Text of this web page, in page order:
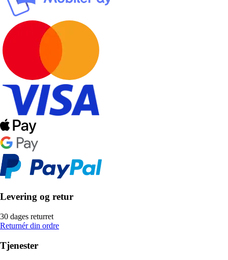
Levering og retur
30 dages returret
Returnér din ordre
Tjenester